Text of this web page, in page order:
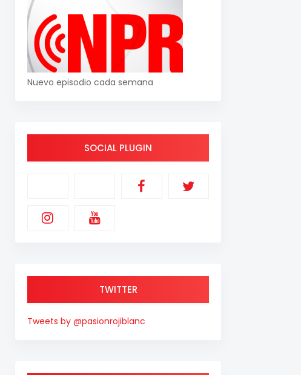
Nuevo episodio cada semana
SOCIAL PLUGIN
TWITTER
Tweets by @pasionrojiblanc